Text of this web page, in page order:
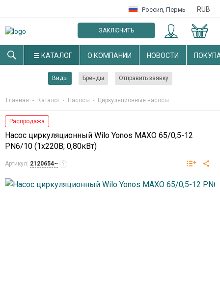
Россия, Пермь RUB
ЗАКЛЮЧИТЬ
ОПТОВЫЙ ДОГОВОР
КАТАЛОГ О КОМПАНИИ НОВОСТИ
Виды Бренды Отправить заявку
Главная - Каталог - Насосы - Циркуляционные насосы
Распродажа
Насос циркуляционный Wilo Yonos MAXO 65/0,5-12
PN6/10 (1х220В; 0,80кВт)
Артикул: 2120654~ ?